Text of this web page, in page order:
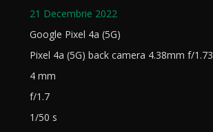
21 Decembrie 2022
Google Pixel 4a (5G)
Pixel 4a (5G) back camera 4.38mm f/1.73
4 mm
f/1.7
1/50 s